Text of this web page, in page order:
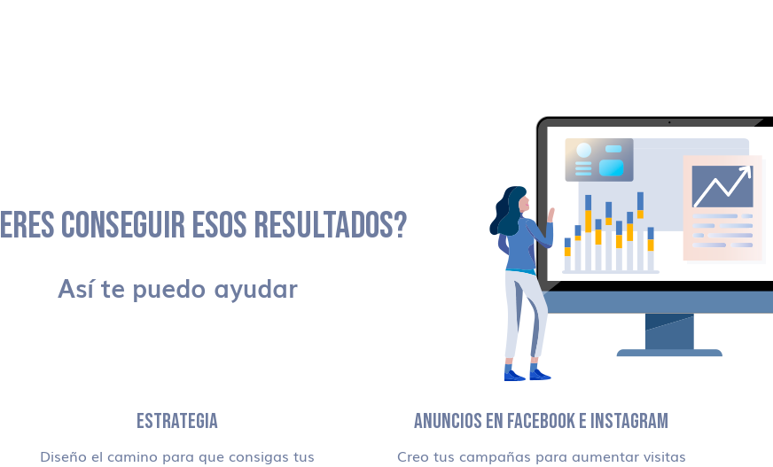
CONSEGUIR ESOS RESULTADOS?
Así te puedo ayudar
ESTRATEGIA
Diseño el camino para que consigas tus
ANUNCIOS EN FACEBOOK E INSTAGRAM
Creo tus campañas para aumentar visitas